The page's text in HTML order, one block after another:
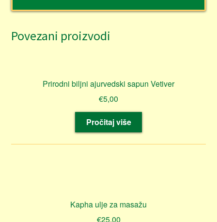
Povezani proizvodi
Prirodni biljni ajurvedski sapun Vetiver
€5,00
Pročitaj više
Kapha ulje za masažu
€25,00